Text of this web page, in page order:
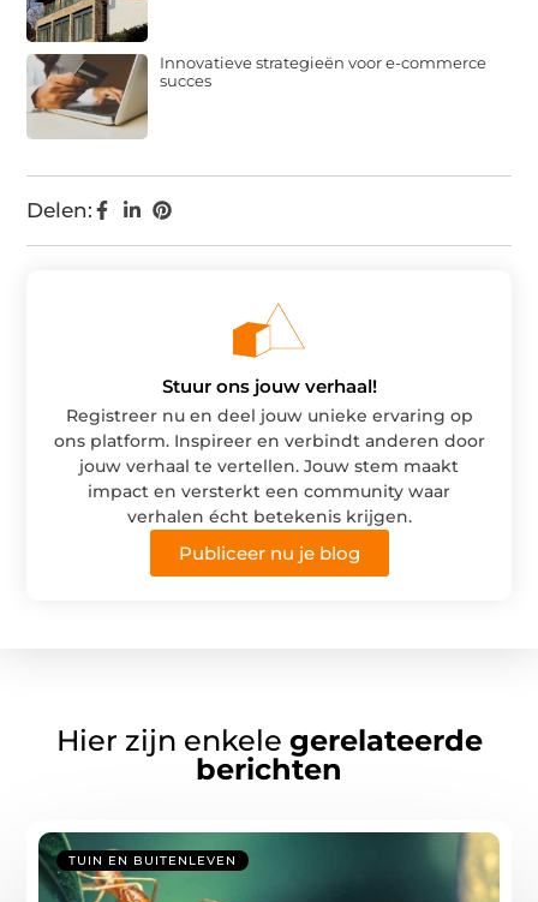
Delen:
Innovatieve strategieën voor e-commerce
succes
Stuur ons jouw verhaal!
Registreer nu en deel jouw unieke ervaring op
ons platform. Inspireer en verbindt anderen door
jouw verhaal te vertellen. Jouw stem maakt
impact en versterkt een community waar
verhalen écht betekenis krijgen.
Publiceer nu je blog
Hier zijn enkele gerelateerde
berichten
TUIN EN BUITENLEVEN